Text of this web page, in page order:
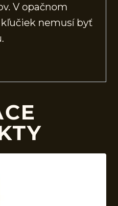
V opačnom
nemusí byť